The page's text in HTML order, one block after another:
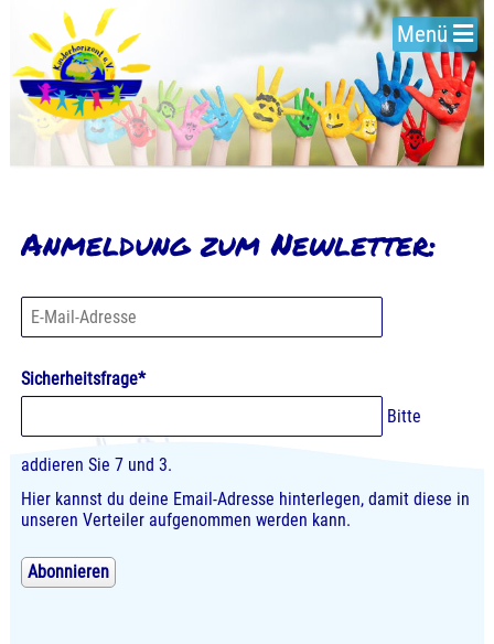
Menü
Anmeldung zum Newletter:
E-
Mail-
Pflichtfeld
Sicherheitsfrage*
Bitte
addieren Sie 7 und 3.
Hier kannst du deine Email-Adresse hinterlegen, damit diese in
unseren Verteiler aufgenommen werden kann.
Abonnieren